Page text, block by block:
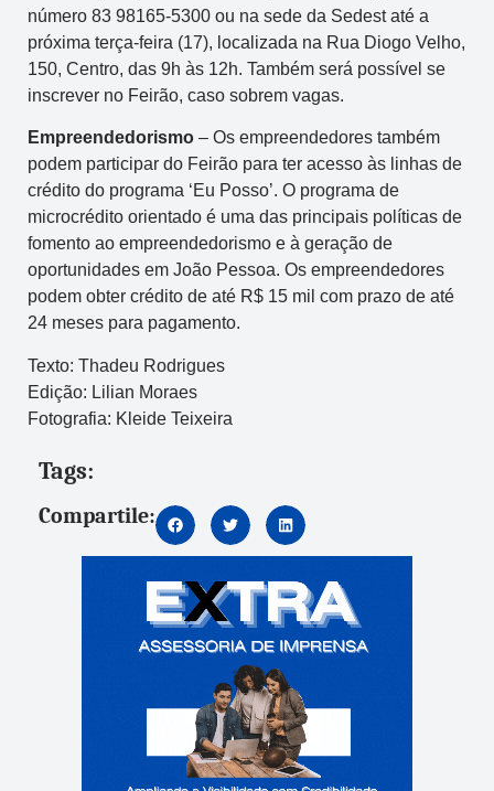
número 83 98165-5300 ou na sede da Sedest até a
próxima terça-feira (17), localizada na Rua Diogo Velho,
150, Centro, das 9h às 12h. Também será possível se
inscrever no Feirão, caso sobrem vagas.
Empreendedorismo – Os empreendedores também
podem participar do Feirão para ter acesso às linhas de
crédito do programa ‘Eu Posso’. O programa de
microcrédito orientado é uma das principais políticas de
fomento ao empreendedorismo e à geração de
oportunidades em João Pessoa. Os empreendedores
podem obter crédito de até R$ 15 mil com prazo de até
24 meses para pagamento.
Texto: Thadeu Rodrigues
Edição: Lilian Moraes
Fotografia: Kleide Teixeira
Tags:
Compartile: